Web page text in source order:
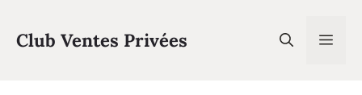
contenu
Club Ventes Privées